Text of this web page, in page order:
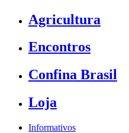
Agricultura
Encontros
Confina Brasil
Loja
Informativos